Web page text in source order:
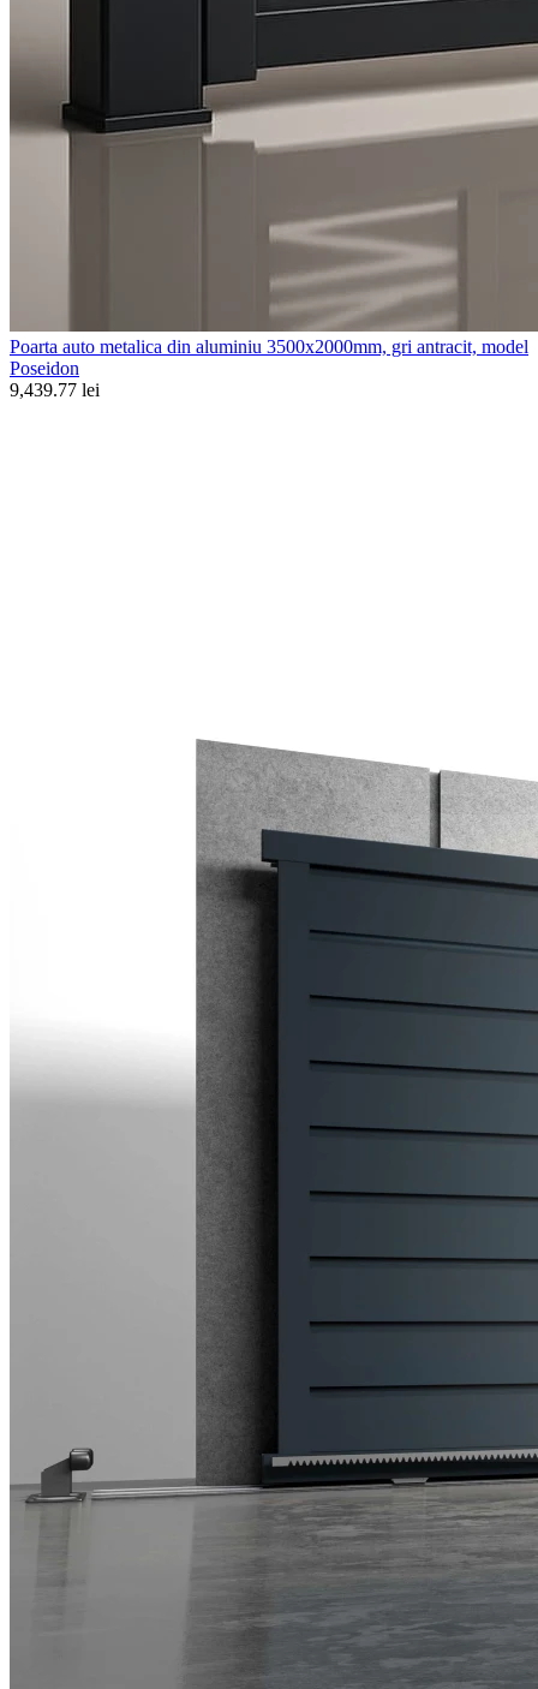
Poarta auto metalica din aluminiu 3500x2000mm, gri antracit, model
Poseidon
9,439.77 lei